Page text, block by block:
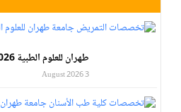
طهران للعلوم الطبية 2026
3 August 2026